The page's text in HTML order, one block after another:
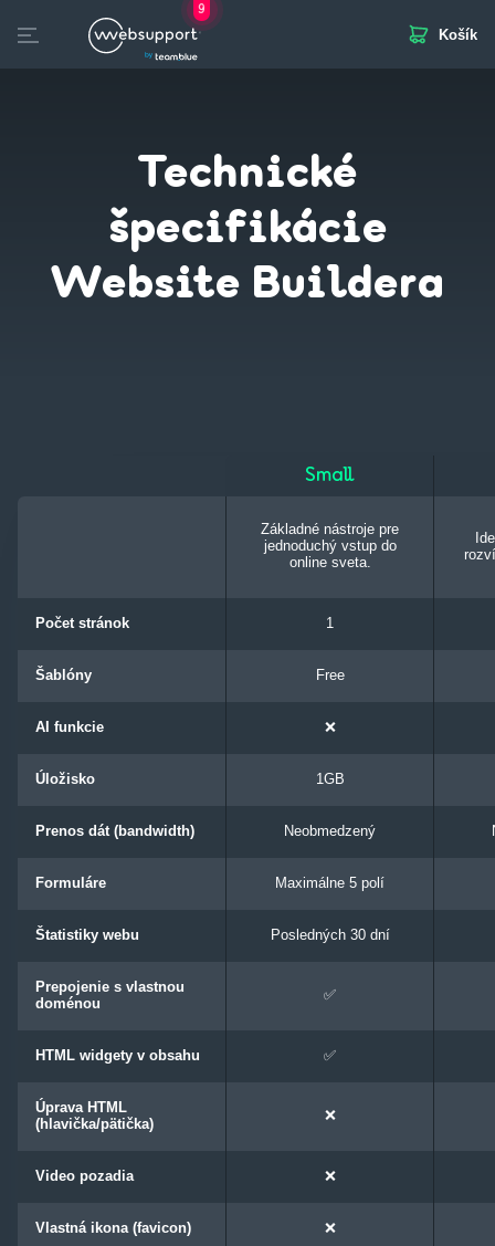
Skip
9
otvorených pozícií
Košík
Technické
špecifikácie
Website Buildera
Small
Základné nástroje pre
jednoduchý vstup do
online sveta.
Počet stránok 1
Šablóny Free
AI funkcie ❌
Úložisko 1GB
Prenos dát (bandwidth) Neobmedzený
Formuláre Maximálne 5 polí
Štatistiky webu Posledných 30 dní
Prepojenie s vlastnou
doménou
✅
HTML widgety v obsahu ✅
Úprava HTML
(hlavička/pätička)
❌
Video pozadia ❌
Vlastná ikona (favicon) ❌